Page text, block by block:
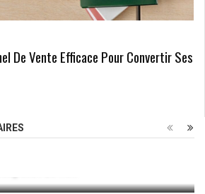
De Vente Efficace Pour Convertir Ses